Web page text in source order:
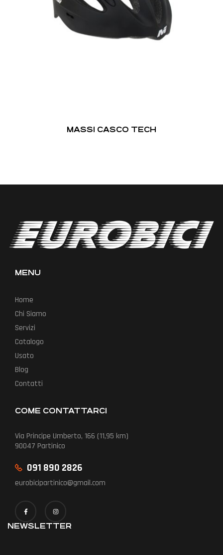
MASSI CASCO TECH
MENU
Home
Chi Siamo
Servizi
Catalogo
Usato
Blog
Contatti
COME CONTATTARCI
Via Principe Umberto, 166 (11,95 km)
90047 Partinico
091 890 2826
eurobicipartinico@gmail.com
NEWSLETTER